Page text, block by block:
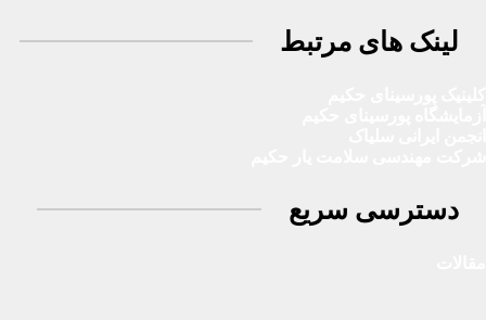
لینک های مرتبط
دسترسی سریع